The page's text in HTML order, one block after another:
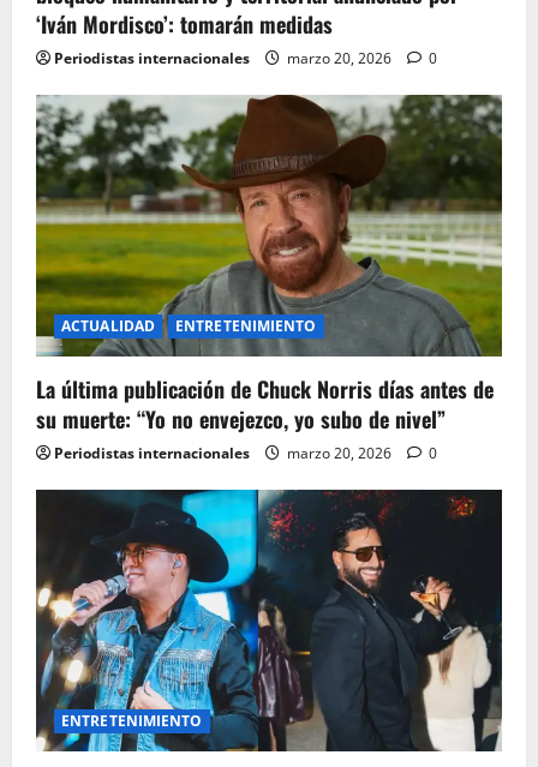
‘Iván Mordisco’: tomarán medidas
Periodistas internacionales marzo 20, 2026 0
ACTUALIDAD ENTRETENIMIENTO
La última publicación de Chuck Norris días antes de
su muerte: “Yo no envejezco, yo subo de nivel”
Periodistas internacionales marzo 20, 2026 0
ENTRETENIMIENTO